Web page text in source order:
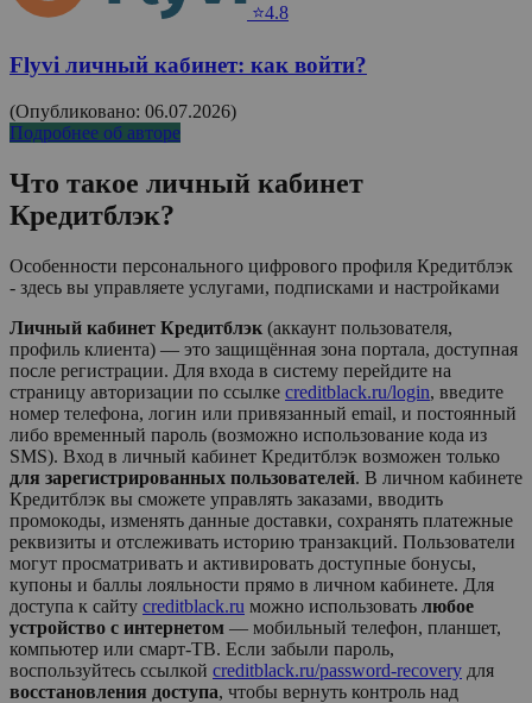
⭐4.8
Flyvi личный кабинет: как войти?
(Опубликовано: 06.07.2026)
Подробнее об авторе
Что такое личный кабинет
Кредитблэк?
Особенности персонального цифрового профиля Кредитблэк
- здесь вы управляете услугами, подписками и настройками
Личный кабинет Кредитблэк (аккаунт пользователя,
профиль клиента) — это защищённая зона портала, доступная
после регистрации. Для входа в систему перейдите на
страницу авторизации по ссылке creditblack.ru/login, введите
номер телефона, логин или привязанный email, и постоянный
либо временный пароль (возможно использование кода из
SMS). Вход в личный кабинет Кредитблэк возможен только
для зарегистрированных пользователей. В личном кабинете
Кредитблэк вы сможете управлять заказами, вводить
промокоды, изменять данные доставки, сохранять платежные
реквизиты и отслеживать историю транзакций. Пользователи
могут просматривать и активировать доступные бонусы,
купоны и баллы лояльности прямо в личном кабинете. Для
доступа к сайту creditblack.ru можно использовать любое
устройство с интернетом — мобильный телефон, планшет,
компьютер или смарт-ТВ. Если забыли пароль,
воспользуйтесь ссылкой creditblack.ru/password-recovery для
восстановления доступа, чтобы вернуть контроль над